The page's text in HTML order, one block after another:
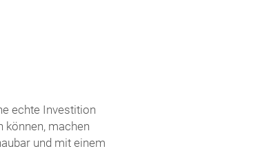
echte Investition
können, machen
und mit einem